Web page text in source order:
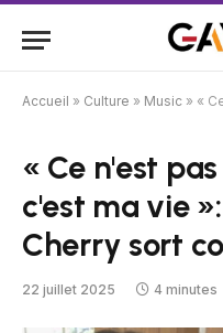
Accueil » Culture » Music » « Ce
« Ce n'est
c'est ma vie
Cherry sort
22 juillet 2025 4 minutes